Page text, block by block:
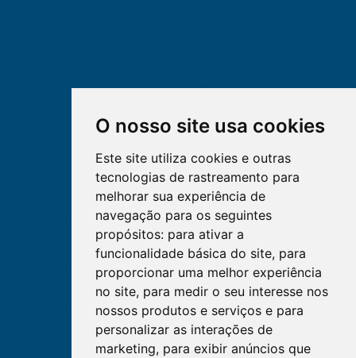
O nosso site usa cookies
Este site utiliza cookies e outras
tecnologias de rastreamento para
melhorar sua experiência de
navegação para os seguintes
propósitos: para ativar a
funcionalidade básica do site, para
proporcionar uma melhor experiência
no site, para medir o seu interesse nos
nossos produtos e serviços e para
personalizar as interações de
marketing, para exibir anúncios que